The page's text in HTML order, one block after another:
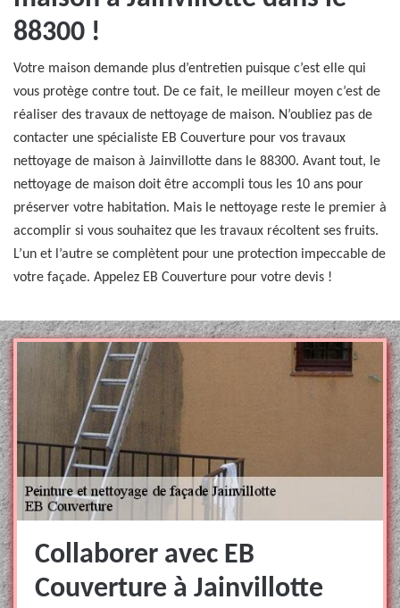
88300 !
Votre maison demande plus d’entretien puisque c’est elle qui
vous protège contre tout. De ce fait, le meilleur moyen c’est de
réaliser des travaux de nettoyage de maison. N’oubliez pas de
contacter une spécialiste EB Couverture pour vos travaux
nettoyage de maison à Jainvillotte dans le 88300. Avant tout, le
nettoyage de maison doit être accompli tous les 10 ans pour
préserver votre habitation. Mais le nettoyage reste le premier à
accomplir si vous souhaitez que les travaux récoltent ses fruits.
L’un et l’autre se complètent pour une protection impeccable de
votre façade. Appelez EB Couverture pour votre devis !
Collaborer avec EB
Couverture à Jainvillotte